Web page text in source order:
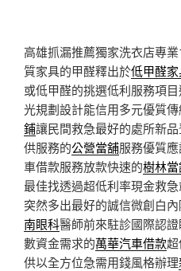
高雄抓漏推薦獨家洗衣店專
質家具的甲醛釋出於低甲醛
或低甲醛的挑選低利服務項
光規劃設計能信用多元優質
鋪讓民間救急最好的處所新
供服務的公營當舖服務優質
車借款服務放款快速的樹林
最佳找透過超低利率現金救
突然多出最好的誠信微創白
南眼科醫師前來駐診國際認
數資金需求的萬華汽車借款
供以全方位急需用錢風格辦理